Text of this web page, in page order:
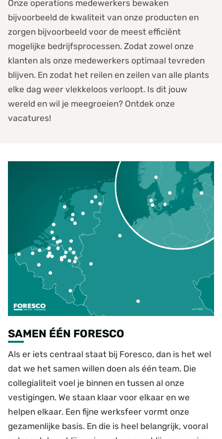
Onze operations medewerkers bewaken
bijvoorbeeld de kwaliteit van onze producten en
zorgen bijvoorbeeld voor de meest efficiënt
mogelijke bedrijfsprocessen. Zodat zowel onze
klanten als onze medewerkers optimaal tevreden
blijven. En zodat het reilen en zeilen van alle plants
elke dag weer vlekkeloos verloopt. Is dit jouw
wereld en wil je meegroeien? Ontdek onze
vacatures!
SAMEN ÉÉN FORESCO
Als er iets centraal staat bij Foresco, dan is het wel
dat we het samen willen doen als één team. Die
collegialiteit voel je binnen en tussen al onze
vestigingen. We staan klaar voor elkaar en we
helpen elkaar. Een fijne werksfeer vormt onze
gezamenlijke basis. En die is heel belangrijk, vooral